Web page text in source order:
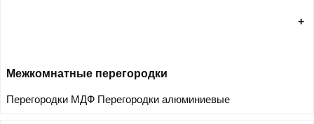
Межкомнатные перегородки
Перегородки МДФ Перегородки алюминиевые